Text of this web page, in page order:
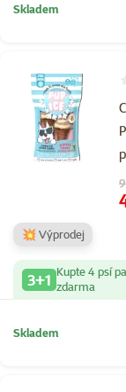
Skladem
💥 Výprodej
3+1 Kupte 4 psí
zdarma
Skladem